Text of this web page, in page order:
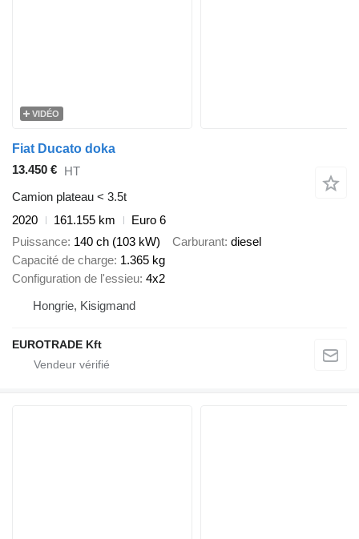
VIDÉO
Fiat Ducato doka
13.450 € HT
Camion plateau < 3.5t
2020
161.155 km
Euro 6
Puissance 140 ch (103 kW) Carburant diesel
Capacité de charge 1.365 kg
Configuration de l'essieu 4x2
Hongrie, Kisigmand
EUROTRADE Kft